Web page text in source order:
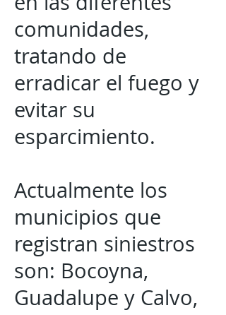
comunidades,
tratando de
erradicar el fuego y
evitar su
esparcimiento.
Actualmente los
municipios que
registran siniestros
son: Bocoyna,
Guadalupe y Calvo,